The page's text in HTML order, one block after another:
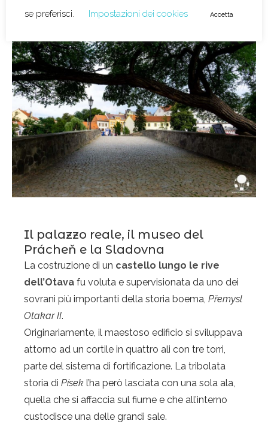
Il palazzo reale, il museo del
Prácheň e la Sladovna
La costruzione di un castello lungo le rive
dell’Otava fu voluta e supervisionata da uno dei
sovrani più importanti della storia boema, Přemysl
Otakar II.
Originariamente, il maestoso edificio si sviluppava
attorno ad un cortile in quattro ali con tre torri,
parte del sistema di fortificazione. La tribolata
storia di Písek l’ha però lasciata con una sola ala,
quella che si affaccia sul fiume e che all’interno
custodisce una delle grandi sale.